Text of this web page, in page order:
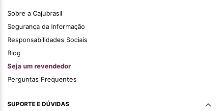
Sobre a Cajubrasil
Segurança da Informação
Responsabilidades Sociais
Blog
Seja um revendedor
Perguntas Frequentes
SUPORTE E DÚVIDAS